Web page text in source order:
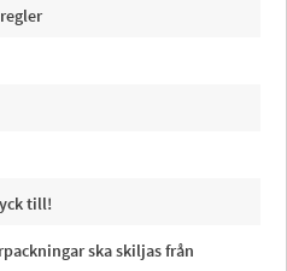
till!
ska skiljas från